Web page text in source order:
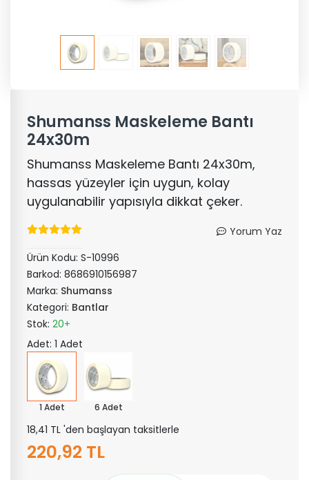
Shumanss Maskeleme Bantı
24x30m
Shumanss Maskeleme Bantı 24x30m,
hassas yüzeyler için uygun, kolay
uygulanabilir yapısıyla dikkat çeker.
Yorum Yaz
Ürün Kodu: S-10996
Barkod: 8686910156987
Marka: Shumanss
Kategori: Bantlar
Stok: 20+
Adet: 1 Adet
1 Adet 6 Adet
18,41 TL 'den başlayan taksitlerle
220,92 TL